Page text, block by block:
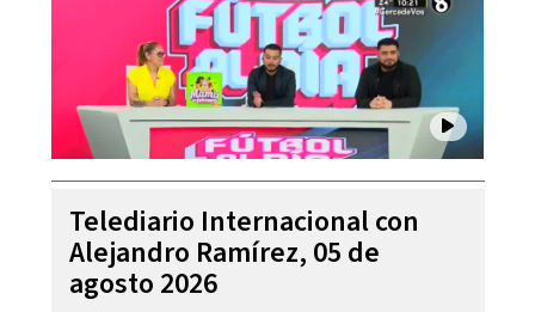
Telediario Internacional con
Alejandro Ramírez, 05 de
agosto 2026